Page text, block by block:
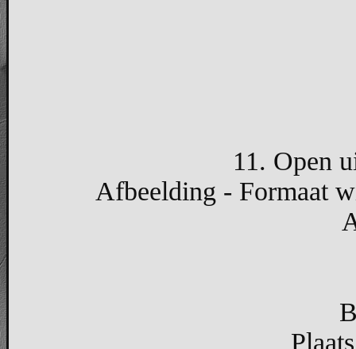
11. Open
Afbeelding - Formaat